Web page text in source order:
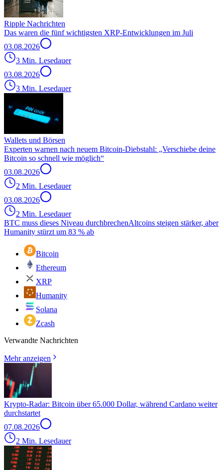
Ripple Nachrichten
Das waren die fünf wichtigsten XRP-Entwicklungen im Juli
03.08.2026
3 Min. Lesedauer
03.08.2026
3 Min. Lesedauer
Wallets und Börsen
Experten warnen nach neuem Bitcoin-Diebstahl: „Verschiebe deine
Bitcoin so schnell wie möglich“
03.08.2026
2 Min. Lesedauer
03.08.2026
2 Min. Lesedauer
BTC muss dieses Niveau durchbrechenAltcoins steigen stärker, aber
Humanity stürzt um 83 % ab
Bitcoin
Ethereum
XRP
Humanity
Solana
Zcash
Verwandte Nachrichten
Mehr anzeigen
Krypto-Radar: Bitcoin über 65.000 Dollar, während Cardano weiter
durchstartet
07.08.2026
2 Min. Lesedauer